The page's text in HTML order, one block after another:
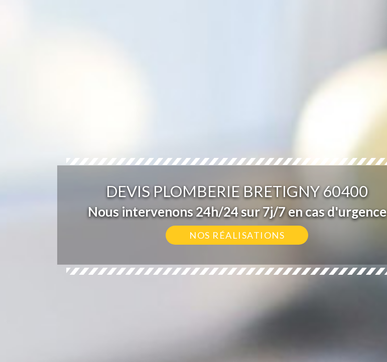
DEVIS PLOMBERIE BRETIGNY 60400
Nous intervenons 24h/24 sur 7j/7 en cas d'urgence
NOS RÉALISATIONS